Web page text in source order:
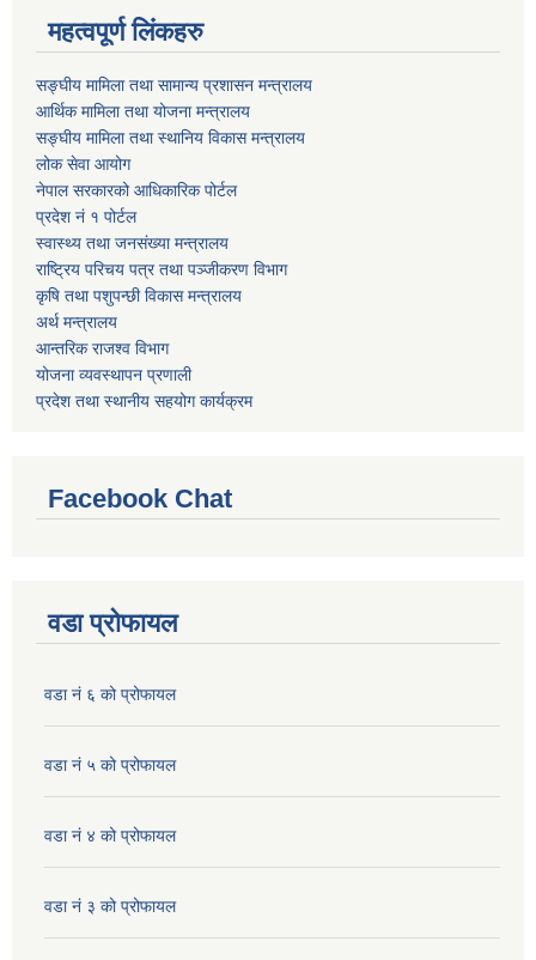
महत्वपूर्ण लिंकहरु
सङ्घीय मामिला तथा सामान्य प्रशासन मन्त्रालय
आर्थिक मामिला तथा योजना मन्त्रालय
सङ्घीय मामिला तथा स्थानिय विकास मन्त्रालय
लोक सेवा आयोग
नेपाल सरकारको आधिकारिक पोर्टल
प्रदेश नं १ पोर्टल
स्वास्थ्य तथा जनसंख्या मन्त्रालय
राष्ट्रिय परिचय पत्र तथा पञ्जीकरण विभाग
कृषि तथा पशुपन्छी विकास मन्त्रालय
अर्थ मन्त्रालय
आन्तरिक राजश्व विभाग
योजना व्यवस्थापन प्रणाली
प्रदेश तथा स्थानीय सहयोग कार्यक्रम
Facebook Chat
वडा प्रोफायल
वडा नं ६ को प्रोफायल
वडा नं ५ को प्रोफायल
वडा नं ४ को प्रोफायल
वडा नं ३ को प्रोफायल